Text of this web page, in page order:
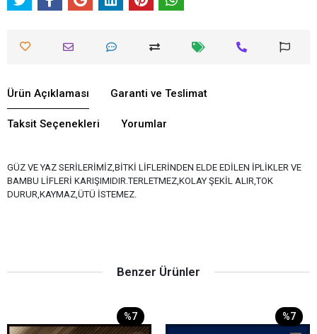
Ürün Açıklaması Garanti ve Teslimat
Taksit Seçenekleri Yorumlar
GÜZ VE YAZ SERİLERİMİZ,BİTKİ LİFLERİNDEN ELDE EDİLEN İPLİKLER VE
BAMBU LİFLERİ KARIŞIMIDIR.TERLETMEZ,KOLAY ŞEKİL ALIR,TOK
DURUR,KAYMAZ,ÜTÜ İSTEMEZ.
Benzer Ürünler
%7 %7